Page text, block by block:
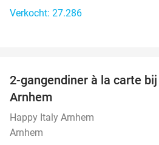
Verkocht: 27.286
2-gangendiner à la carte
Arnhem
Happy Italy Arnhem
Arnhem